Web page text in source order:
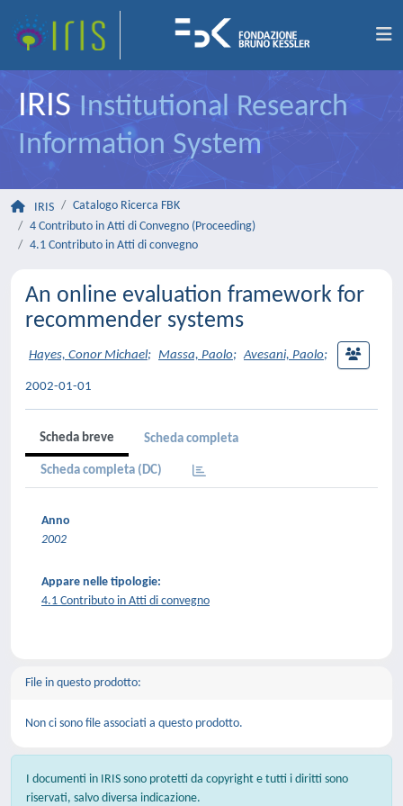
IRIS Institutional Research
Information System
IRIS
Catalogo Ricerca FBK
4 Contributo in Atti di Convegno (Proceeding)
4.1 Contributo in Atti di convegno
An online evaluation framework for
recommender systems
Hayes, Conor Michael; Massa, Paolo; Avesani, Paolo;
2002-01-01
Scheda breve Scheda completa
Scheda completa (DC)
Anno
2002
Appare nelle tipologie:
4.1 Contributo in Atti di convegno
File in questo prodotto:
Non ci sono file associati a questo prodotto.
I documenti in IRIS sono protetti da copyright e tutti i diritti sono
riservati, salvo diversa indicazione.